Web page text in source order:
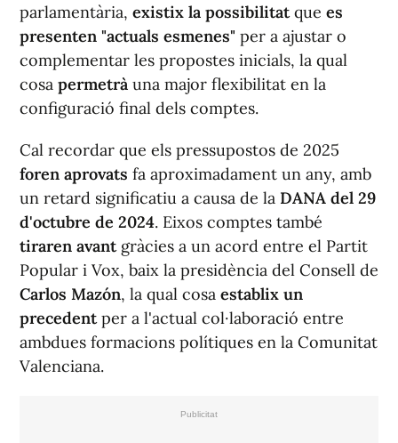
parlamentària, existix la possibilitatque es
presenten "actuals esmenes" per a ajustar o
complementar les propostes inicials, la qual
cosa permetrà una major flexibilitat en la
configuració final dels comptes.
Cal recordar que els pressupostos de 2025
foren aprovats fa aproximadament un any, amb
un retard significatiu a causa de la DANA del 29
d'octubre de 2024. Eixos comptes també
tiraren avantgràcies a un acord entre el Partit
Popular i Vox, baix la presidència del Consell de
Carlos Mazón, la qual cosa establix un
precedentper a l'actual col·laboració entre
ambdues formacions polítiques en la Comunitat
Valenciana.